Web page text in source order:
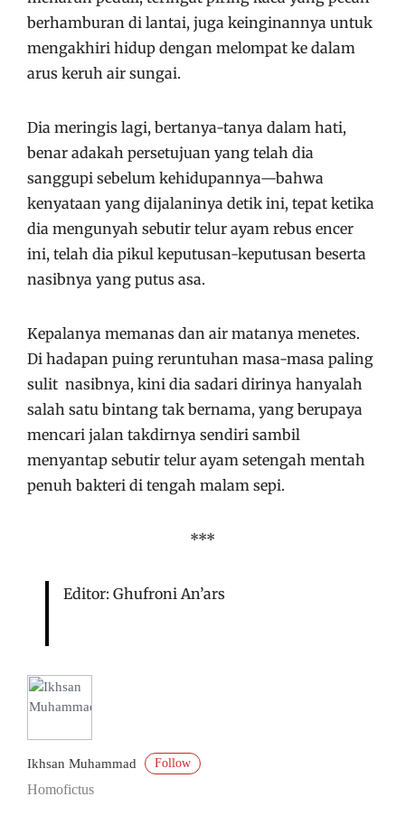
berhamburan di lantai, juga keinginannya untuk
mengakhiri hidup dengan melompat ke dalam
arus keruh air sungai.
Dia meringis lagi, bertanya-tanya dalam hati,
benar adakah persetujuan yang telah dia
sanggupi sebelum kehidupannya—bahwa
kenyataan yang dijalaninya detik ini, tepat ketika
dia mengunyah sebutir telur ayam rebus encer
ini, telah dia pikul keputusan-keputusan beserta
nasibnya yang putus asa.
Kepalanya memanas dan air matanya menetes.
Di hadapan puing reruntuhan masa-masa paling
sulit nasibnya, kini dia sadari dirinya hanyalah
salah satu bintang tak bernama, yang berupaya
mencari jalan takdirnya sendiri sambil
menyantap sebutir telur ayam setengah mentah
penuh bakteri di tengah malam sepi.
***
Editor: Ghufroni An’ars
Ikhsan Muhammad Follow
Homofictus